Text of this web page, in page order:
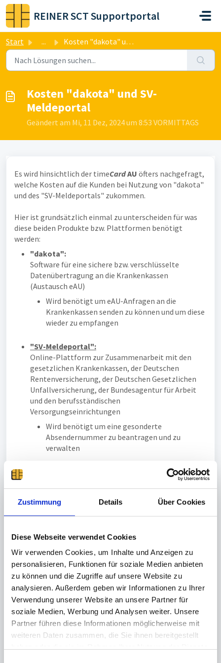
Zustimmung Details Über Cookies
Diese Webseite verwendet Cookies
Wir verwenden Cookies, um Inhalte und Anzeigen zu
personalisieren, Funktionen für soziale Medien anbieten
zu können und die Zugriffe auf unsere Website zu
analysieren. Außerdem geben wir Informationen zu Ihrer
Verwendung unserer Website an unsere Partner für
soziale Medien, Werbung und Analysen weiter. Unsere
Partner führen diese Informationen möglicherweise mit
weiteren Daten zusammen, die Sie ihnen bereitgestellt
Zum hauptsächlichen Inhalt gehen
REINER SCT Supportportal
Start ... Kosten "dakota" und SV-Meldeportal
Kosten "dakota" und SV-
Meldeportal
Geändert am Mi, 11 Dez, 2024 um 8:53 VORMITTAGS
Es wird hinsichtlich der timeCardAU öfters nachgefragt,
welche Kosten auf die Kunden bei Nutzung von "dakota"
und des "SV-Meldeportals" zukommen.
Hier ist grundsätzlich einmal zu unterscheiden für was
diese beiden Produkte bzw. Plattformen benötigt
werden:
"dakota":
Software für eine sichere bzw. verschlüsselte
Datenübertragung an die Krankenkassen
(Austausch eAU)
Wird benötigt um eAU-Anfragen an die
Krankenkassen senden zu können und um diese
wieder zu empfangen
"SV-Meldeportal":
Online-Plattform zur Zusammenarbeit mit den
gesetzlichen Krankenkassen, der Deutschen
Rentenversicherung, der Deutschen Gesetzlichen
Unfallversicherung, der Bundesagentur für Arbeit
und den berufsständischen
Versorgungseinrichtungen
Wird benötigt um eine gesonderte
Absendernummer zu beantragen und zu
verwalten
Hinsichtlich der Kosten sieht das nun folgendermaßen
aus:
Kosten für "dakota":
Für die Nutzung von "dakota" fallen Lizenzkosten
sowie Kosten für ein Zertifikat an
Lizenzkosten:
BasislizenzundJahreslizenzabgedeckt.
Kosten Zertifikat:
Müssen vom Unternehmen getragen werden,
für welches das Zertifikat ausgestellt wird bzw.
das Zertifikat für die timeCard AU benötigt.
Weiter Informationen zu den Kosten finden Sie
unter "Trust Center: Zertifikat beantragen"